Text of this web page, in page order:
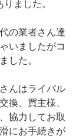
ました。
の業者さん達
いましたがコ
した。
んはライバル
換、買主様、
協力してお取
にお手続きが